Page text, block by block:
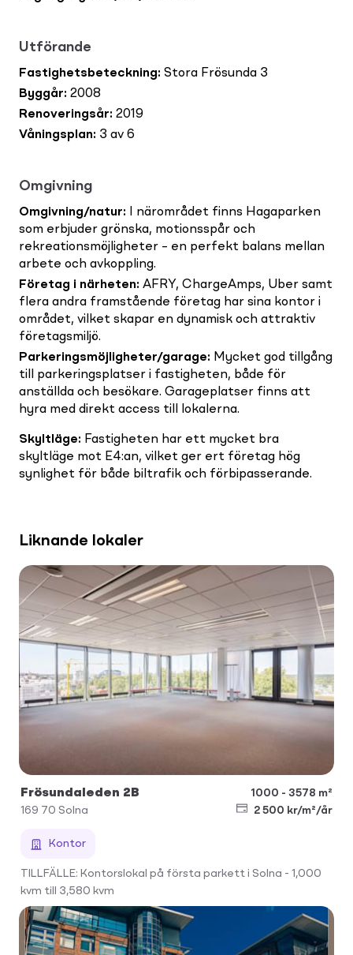
Utförande
Fastighetsbeteckning: Stora Frösunda 3
Byggår: 2008
Renoveringsår: 2019
Våningsplan: 3 av 6
Omgivning
Omgivning/natur: I närområdet finns Hagaparken
som erbjuder grönska, motionsspår och
rekreationsmöjligheter – en perfekt balans mellan
arbete och avkoppling.
Företag i närheten: AFRY, ChargeAmps, Uber samt
flera andra framstående företag har sina kontor i
området, vilket skapar en dynamisk och attraktiv
företagsmiljö.
Parkeringsmöjligheter/garage: Mycket god tillgång
till parkeringsplatser i fastigheten, både för
anställda och besökare. Garageplatser finns att
hyra med direkt access till lokalerna.
Skyltläge: Fastigheten har ett mycket bra
skyltläge mot E4:an, vilket ger ert företag hög
synlighet för både biltrafik och förbipasserande.
Liknande lokaler
Frösundaleden 2B
1000 - 3578 m²
169 70 Solna 2 500 kr/m²/år
Kontor
TILLFÄLLE: Kontorslokal på första parkett i Solna - 1,000
kvm till 3,580 kvm